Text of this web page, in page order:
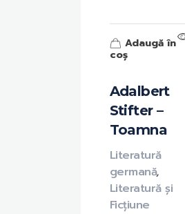
Adalbert
Stifter –
Toamna
Literatură
germană,
Literatură și
Ficțiune
Adaugă în
coș